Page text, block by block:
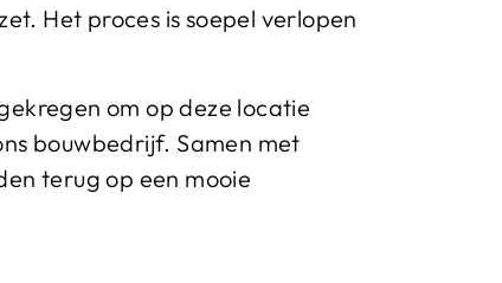
Het proces is soepel verlopen
om op deze locatie
bouwbedrijf. Samen met
terug op een mooie